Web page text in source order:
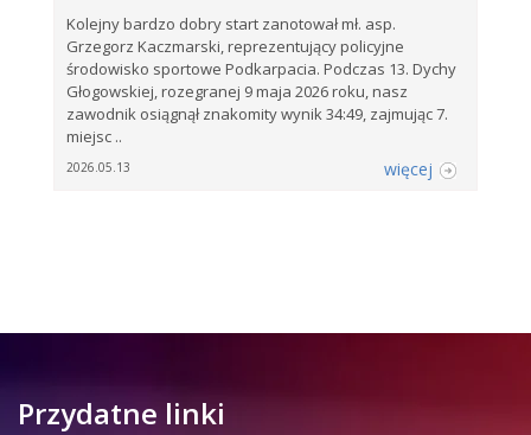
Kolejny bardzo dobry start zanotował mł. asp.
Grzegorz Kaczmarski, reprezentujący policyjne
środowisko sportowe Podkarpacia. Podczas 13. Dychy
Głogowskiej, rozegranej 9 maja 2026 roku, nasz
zawodnik osiągnął znakomity wynik 34:49, zajmując 7.
miejsc ..
2026.05.13 więcej
Przydatne linki